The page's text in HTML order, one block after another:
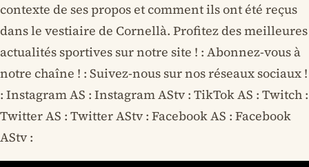
contexte de ses propos et comment ils ont été reçus
dans le vestiaire de Cornellà. Profitez des meilleures
actualités sportives sur notre site ! : Abonnez-vous à
notre chaîne ! : Suivez-nous sur nos réseaux sociaux !
: Instagram AS : Instagram AStv : TikTok AS : Twitch :
Twitter AS : Twitter AStv : Facebook AS : Facebook
AStv :